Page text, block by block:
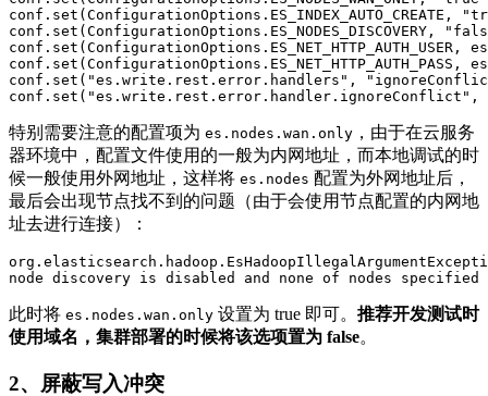
conf.set(ConfigurationOptions.ES_INDEX_AUTO_CREATE,
conf.set(ConfigurationOptions.ES_NODES_DISCOVERY,
conf.set(ConfigurationOptions.ES_NET_HTTP_AUTH_USER,
conf.set(ConfigurationOptions.ES_NET_HTTP_AUTH_PASS,
conf.set("es.write.rest.error.handlers",
conf.set("es.write.rest.error.handler.ignoreConflict",
特别需要注意的配置项为 es.nodes.wan.only ，由于在云服务
器环境中，配置文件使用的一般为内网地址，而本地调试的时
候一般使用外网地址，这样将 es.nodes 配置为外网地址后，
最后会出现节点找不到的问题（由于会使用节点配置的内网地
址去进行连接）：
node discovery is disabled and none of nodes
此时将 es.nodes.wan.only 设置为 true 即可。 推荐开发测试时
使用域名，集群部署的时候将该选项置为 false。
2、屏蔽写入冲突